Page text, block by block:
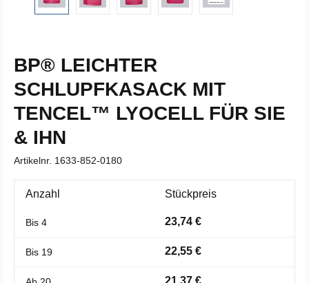
BP® LEICHTER
SCHLUPFKASACK MIT
TENCEL™ LYOCELL FÜR SIE
& IHN
Artikelnr. 1633-852-0180
Anzahl Stückpreis
Bis 4 23,74 €
Bis 19 22,55 €
21,37 €